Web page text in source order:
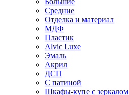
Средние
Отделка и материал
МДФ
Пластик
Alvic Luxe
Эмаль
Акрил
ДСП
С патиной
Шкафы-купе с зеркалом